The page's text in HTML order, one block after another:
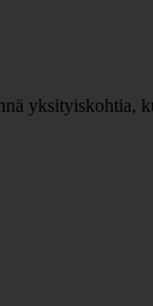
yksityiskohtia,